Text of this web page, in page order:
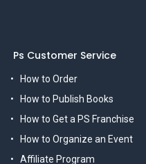
Ps Customer Service
How to Order
How to Publish Books
How to Get a PS Franchise
How to Organize an Event
Affiliate Program